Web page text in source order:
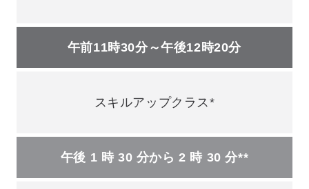
午前11時30分～午後12時20分
スキルアップクラス*
午後 1 時 30 分から 2 時 30 分**